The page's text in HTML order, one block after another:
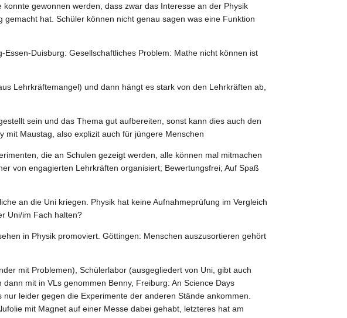
gewonnen werden, dass zwar das Interesse an der Physik
hat. Schüler können nicht genau sagen was eine Funktion
Duisburg: Gesellschaftliches Problem: Mathe nicht können ist
Lehrkräftemangel) und dann hängt es stark von den Lehrkräften ab,
sein und das Thema gut aufbereiten, sonst kann dies auch den
Maustag, also explizit auch für jüngere Menschen
die an Schulen gezeigt werden, alle können mal mitmachen
von engagierten Lehrkräften organisiert; Bewertungsfrei; Auf Spaß
an die Uni kriegen. Physik hat keine Aufnahmeprüfung im Vergleich
Uni/im Fach halten?
in Physik promoviert. Göttingen: Menschen auszusortieren gehört
mit Problemen), Schülerlabor (ausgegliedert von Uni, gibt auch
mit in VLs genommen Benny, Freiburg: An Science Days
leider gegen die Experimente der anderen Stände ankommen.
mit Magnet auf einer Messe dabei gehabt, letzteres hat am